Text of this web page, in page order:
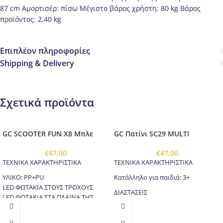
87 cm Αμορτισέρ: πίσω Μέγιστο βάρος χρήστη: 80 kg Βάρος
προϊόντος: 2,40 kg
Επιπλέον πληροφορίες
Shipping & Delivery
Σχετικά προϊόντα
GC SCOOTER FUN X8 Μπλε
€67,00
ΤΕΧΝΙΚΑ ΧΑΡΑΚΤΗΡΙΣΤΙΚΑ
ΥΛΙΚΟ: PP+PU
LED ΦΩΤΑΚΙΑ ΣΤΟΥΣ ΤΡΟΧΟΥΣ
LED ΦΩΤΑΚΙΑ ΣΤΑ ΠΛΑΙΝΑ ΤΗΣ
ΠΛΑΤΦΟΡΜΑΣ ΚΑΙ ΑΠΟ ΤΙΣ ΔΥΟ
GC Πατίνι SC29 MULTI
€47,00
ΤΕΧΝΙΚΑ ΧΑΡΑΚΤΗΡΙΣΤΙΚΑ
Κατάλληλο για παιδιά: 3+
ΔΙΑΣΤΑΣΕΙΣ
Μήκος: 55 εκ